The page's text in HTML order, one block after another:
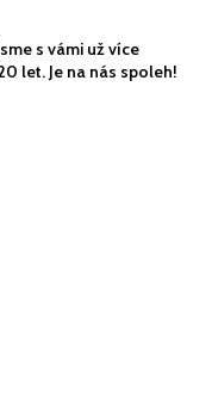
s vámi už více
let. Je na nás spoleh!